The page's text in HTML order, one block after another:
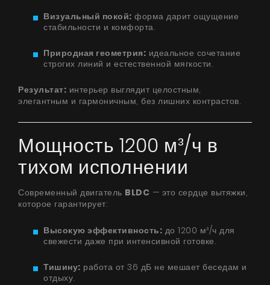
Визуальный покой: форма дарит ощущение
стабильности и комфорта.
Природная геометрия: идеальное сочетание
строгих линий и естественной мягкости.
Результат: интерьер выглядит целостным,
элегантным и гармоничным, без лишних контрастов.
Мощность 1200 м³/ч в
тихом исполнении
Современный двигатель BLDC — это сердце вытяжки,
которое гарантирует:
Высокую эффективность: до 1200 м³/ч для
свежести даже при интенсивной готовке.
Тишину: работа от 36 дБ не мешает беседам и
отдыху.